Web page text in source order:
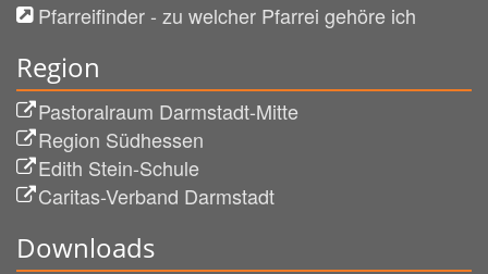
Pfarreifinder - zu welcher Pfarrei gehöre ich
Region
Pastoralraum Darmstadt-Mitte
Region Südhessen
Edith Stein-Schule
Caritas-Verband Darmstadt
Downloads